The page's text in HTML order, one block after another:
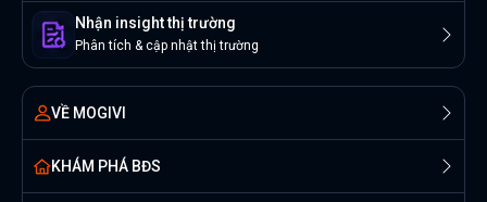
Nhận insight thị trường
Phân tích & cập nhật thị trường
VỀ MOGIVI
KHÁM PHÁ BĐS